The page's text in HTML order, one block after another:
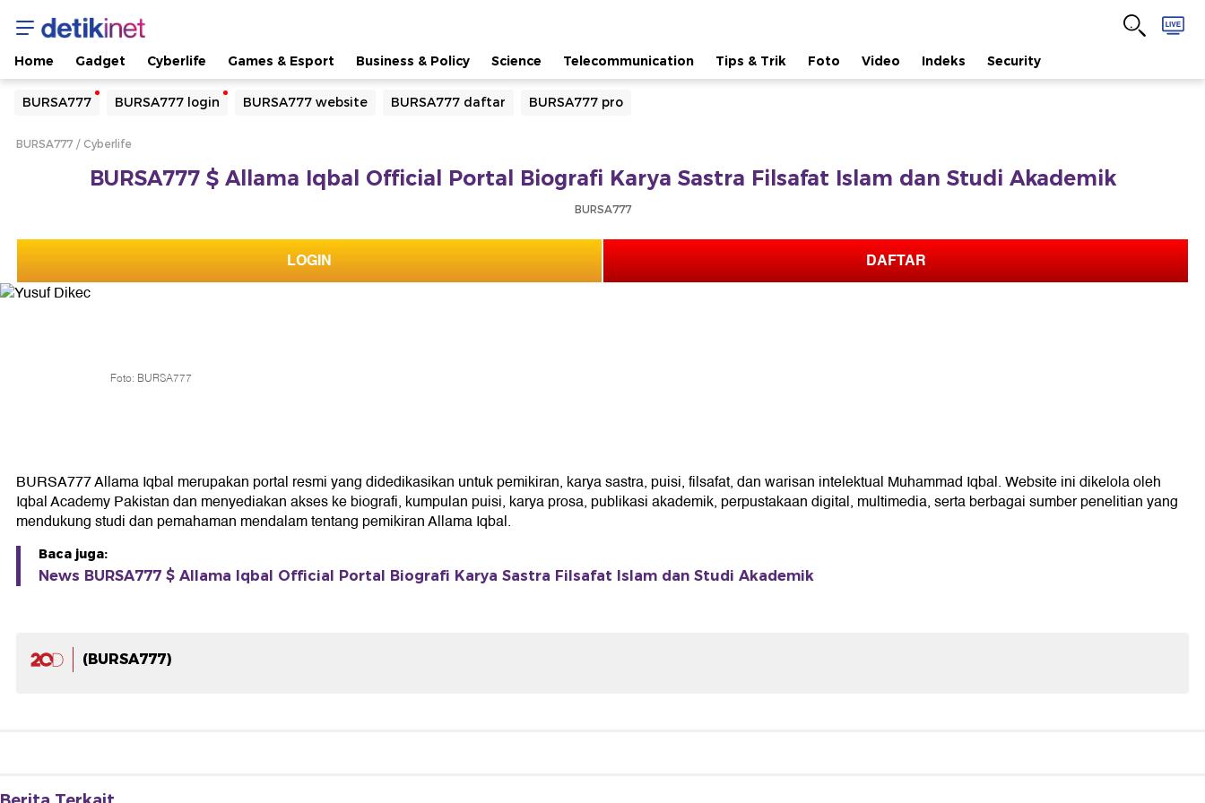
Home Gadget Cyberlife Games & Esport Business & Policy Science Telecommunication Tips & Trik Foto Video Indeks Security
BURSA777 BURSA777 login BURSA777 website BURSA777 daftar BURSA777 pro
Yang sedang ramai dicari
Loading...
BURSA777 Cyberlife
BURSA777 $ Allama Iqbal Official Portal Biografi Karya Sastra Filsafat Islam dan Studi Akademik
BURSA777
LOGIN DAFTAR
Foto: BURSA777
BURSA777 Allama Iqbal merupakan portal resmi yang didedikasikan untuk pemikiran, karya sastra, puisi, filsafat, dan warisan intelektual Muhammad Iqbal. Website ini dikelola oleh
Iqbal Academy Pakistan dan menyediakan akses ke biografi, kumpulan puisi, karya prosa, publikasi akademik, perpustakaan digital, multimedia, serta berbagai sumber penelitian yang
mendukung studi dan pemahaman mendalam tentang pemikiran Allama Iqbal.
Baca juga:
News BURSA777 $ Allama Iqbal Official Portal Biografi Karya Sastra Filsafat Islam dan Studi Akademik
(BURSA777)